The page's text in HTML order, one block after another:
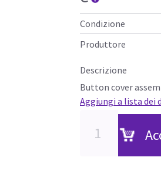
Condizione
Produttore
Descrizione
Button cover
Aggiungi a lista dei